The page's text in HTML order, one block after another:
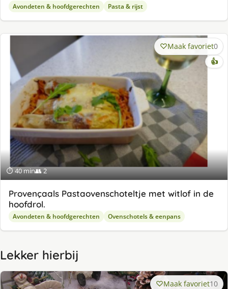
Avondeten & hoofdgerechten Pasta & rijst
⏱ 40 min👥 2
Maak favoriet0
👍
Provençaals Pastaovenschoteltje met witlof in de
hoofdrol.
Avondeten & hoofdgerechten Ovenschotels & eenpans
Lekker hierbij
Maak favoriet10